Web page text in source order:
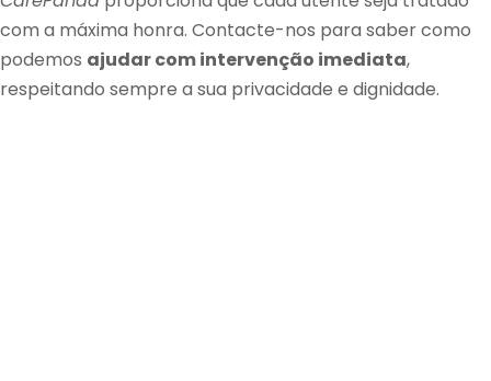
com a máxima honra. Contacte-nos para saber como
podemos ajudar com intervenção imediata,
respeitando sempre a sua privacidade e dignidade.